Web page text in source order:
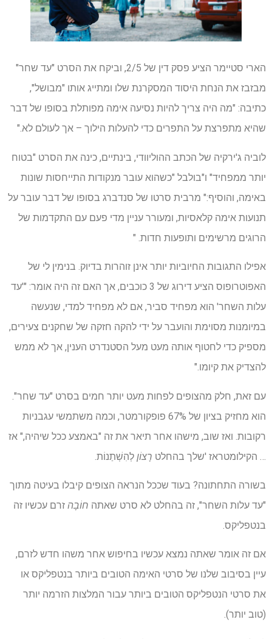
הארי סטיימר הציע פסק דין של 2/5, וביקח את הסרט "עד שחר"
מבזבז את הנחת היסוד המסקרנת שלו ומתייג אותו "מבושל",
כתיבה: "מה היה צריך להיות נסיעה אימה מפותלת בסופו של דבר
שהיא מתפרצת על התפרים כדי להעלות הילוך – אך לעולם לא."
לוביה ג'ירקיה של הכתב ההוליוודי, בינתיים, כינה את הסרט "בטוח
יותר ממפחיד" ו"בולבל "כשהוא עובר מנקודות התייחסות שונות
באימה, והוסיף:" מרבית סרטו של סנדברג בסופו של דבר עובר על
תנועות אימה קלאסיות, ומעורר עניין מדי פעם עם התקדמות של
הרוגים מרשימים ותופעות חדות. "
אפילו התגובות החיוביות יותר אינן זוהרות בדיוק. בנימין לי של
האפוטרופוס הציע דירוג של 3 כוכבים, אך האם זה היה אומר: "'עד
עלות השחר' הוא מפחיד סביר, אם לא מפחיד למדי, שנעשה
במיומנות מסוימת והועבר על ידי להקה חזקה של שחקנים צעירים,
מספיק כדי לחטוף אותה מעט מעל הסטנדרט הענין, אך לא ממש
להצדיק את קיומו."
עם זאת, חלק מהצופים לפחות מעט יותר חמים בסרט "עד שחר".
הוא מחזיק בציון של 67% פופקורמטר, וכמה משתמשי עגבניות
רקובות. ואז שוב, מישהו אחר תיאר את זה "באמצע ככל שיהיה," אז
… הקילומטראז 'שלך בהחלט רָצוֹן לְהִשְׁתַנוֹת.
בשורה התחתונה? בעוד שככל הנראה הצופים קיבלו בעיטה מתוך
"עד עלות השחר", זה בהחלט לא סרט שאתה חוֹבָה זרם עכשיו זה
בנטפליקס.
אם זה אומר שאתה נמצא עכשיו בחיפוש אחר משהו חדש לזרם,
עיין בסיבוב שלנו של סרטי האימה הטובים ביותר בנטפליקס או
את סרטי הנטפליקס הטובים ביותר עבור המלצות הזרמה יותר
(טוב יותר).